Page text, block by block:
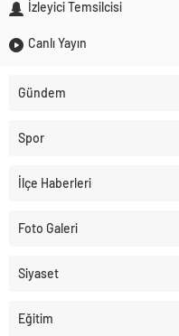
İzleyici Temsilcisi
Canlı Yayın
Gündem
Spor
İlçe Haberleri
Foto Galeri
Siyaset
Eğitim